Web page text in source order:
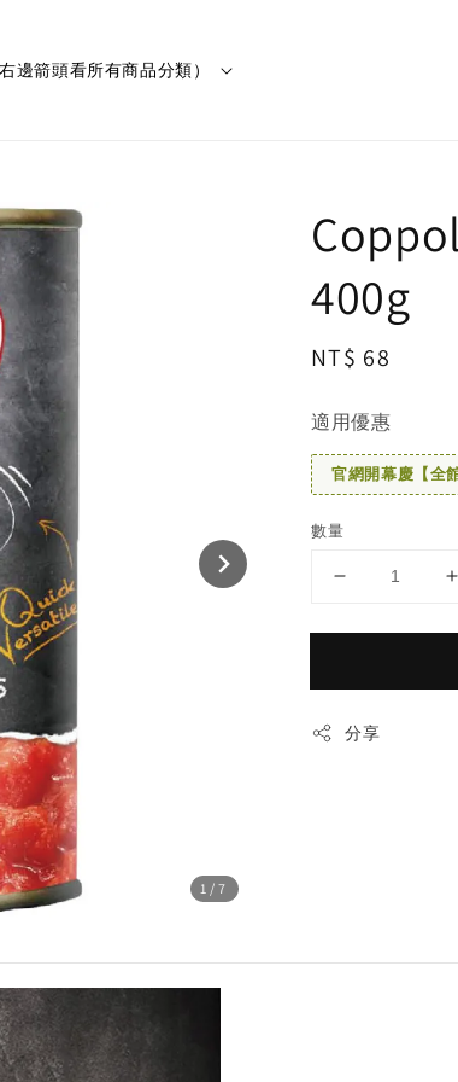
邊箭頭看所有商品分類）
1 /7
400g
Regular
NT$ 68
適用優惠
官網開幕慶【全
數量
分享